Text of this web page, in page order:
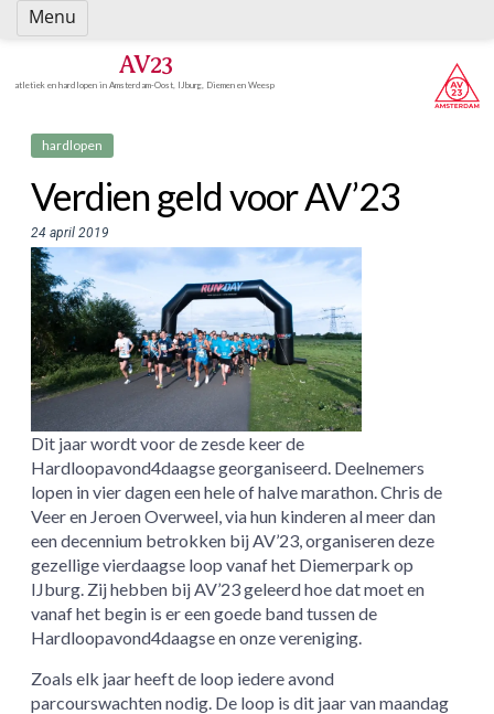
Spring
naar
AV23
atletiek en hardlopen in Amsterdam-Oost, IJburg, Diemen en Weesp
hardlopen
Verdien geld voor AV’23
24 april 2019
Dit jaar wordt voor de zesde keer de
Hardloopavond4daagse georganiseerd. Deelnemers
lopen in vier dagen een hele of halve marathon. Chris de
Veer en Jeroen Overweel, via hun kinderen al meer dan
een decennium betrokken bij AV’23, organiseren deze
gezellige vierdaagse loop vanaf het Diemerpark op
IJburg. Zij hebben bij AV’23 geleerd hoe dat moet en
vanaf het begin is er een goede band tussen de
Hardloopavond4daagse en onze vereniging.
Zoals elk jaar heeft de loop iedere avond
parcourswachten nodig. De loop is dit jaar van maandag
Menu